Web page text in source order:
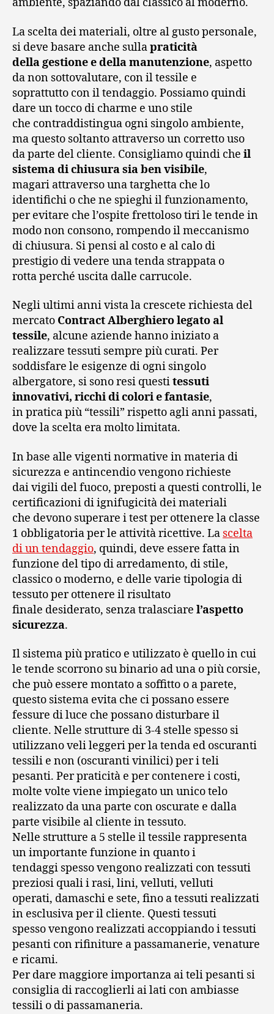
ambiente, spaziando dal classico al moderno.
La scelta dei materiali, oltre al gusto personale,
si deve basare anche sullapraticità
della gestione e della manutenzione, aspetto
da non sottovalutare, con il tessile e
soprattutto con il tendaggio. Possiamo quindi
dare un tocco di charme e uno stile
che contraddistingua ogni singolo ambiente,
ma questo soltanto attraverso un corretto uso
da parte del cliente. Consigliamo quindi che il
sistema di chiusura sia ben visibile,
magari attraverso una targhetta che lo
identifichi o che ne spieghi il funzionamento,
per evitare che l’ospite frettoloso tiri le tende in
modo non consono, rompendo il meccanismo
di chiusura. Si pensi al costo e al calo di
prestigio di vedere una tenda strappata o
rotta perché uscita dalle carrucole.
Negli ultimi anni vista la crescete richiesta del
mercato Contract Alberghiero legato al
tessile, alcune aziende hanno iniziato a
realizzare tessuti sempre più curati. Per
soddisfare le esigenze di ogni singolo
albergatore, si sono resi questitessuti
innovativi, ricchi di colori e fantasie,
in pratica più “tessili” rispetto agli anni passati,
dove la scelta era molto limitata.
In base alle vigenti normative in materia di
sicurezza e antincendio vengono richieste
dai vigili del fuoco, preposti a questi controlli, le
certificazioni di ignifugicità dei materiali
che devono superare i test per ottenere la classe
1 obbligatoria per le attività ricettive. La scelta
di un tendaggio, quindi, deve essere fatta in
funzione del tipo di arredamento, di stile,
classico o moderno, e delle varie tipologia di
tessuto per ottenere il risultato
finale desiderato, senza tralasciare l’aspetto
sicurezza.
Il sistema più pratico e utilizzato è quello in cui
le tende scorrono su binario ad una o più corsie,
che può essere montato a soffitto o a parete,
questo sistema evita che ci possano essere
fessure di luce che possano disturbare il
cliente. Nelle strutture di 3-4 stelle spesso si
utilizzano veli leggeri per la tenda ed oscuranti
tessili e non (oscuranti vinilici) per i teli
pesanti. Per praticità e per contenere i costi,
molte volte viene impiegato un unico telo
realizzato da una parte con oscurate e dalla
parte visibile al cliente in tessuto.
Nelle strutture a 5 stelle il tessile rappresenta
un importante funzione in quanto i
tendaggi spesso vengono realizzati con tessuti
preziosi quali i rasi, lini, velluti, velluti
operati, damaschi e sete, fino a tessuti realizzati
in esclusiva per il cliente. Questi tessuti
spesso vengono realizzati accoppiando i tessuti
pesanti con rifiniture a passamanerie, venature
e ricami.
Per dare maggiore importanza ai teli pesanti si
consiglia di raccoglierli ai lati con ambiasse
tessili o di passamaneria.